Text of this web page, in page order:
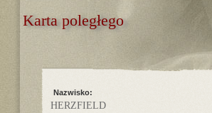
Karta poległego
Nazwisko:
HERZFIELD